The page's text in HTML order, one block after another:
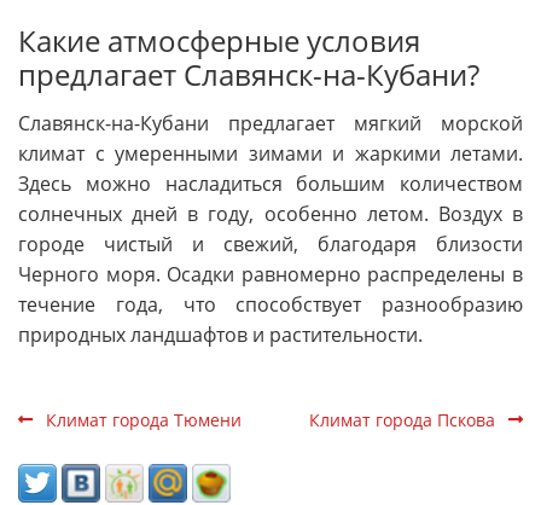
Какие атмосферные условия
предлагает Славянск-на-Кубани?
Славянск-на-Кубани предлагает мягкий морской
климат с умеренными зимами и жаркими летами.
Здесь можно насладиться большим количеством
солнечных дней в году, особенно летом. Воздух в
городе чистый и свежий, благодаря близости
Черного моря. Осадки равномерно распределены в
течение года, что способствует разнообразию
природных ландшафтов и растительности.
Климат города Тюмени Климат города Пскова